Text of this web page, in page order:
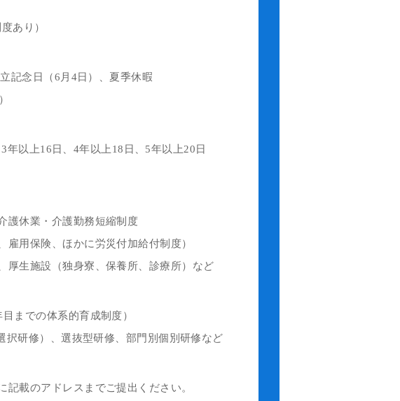
あり）
記念日（6月4日）、夏季休暇
以上16日、4年以上18日、5年以上20日
護休業・介護勤務短縮制度
用保険、ほかに労災付加給付制度）
厚生施設（独身寮、保養所、診療所）など
までの体系的育成制度）
択研修）、選抜型研修、部門別個別研修など
載のアドレスまでご提出ください。